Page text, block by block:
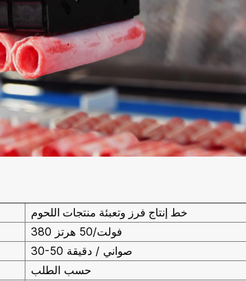
خط إنتاج فرز وتعبئة منتجات اللحوم
380 فولت/50 هرتز
30-50 صواني / دقيقة
حسب الطلب